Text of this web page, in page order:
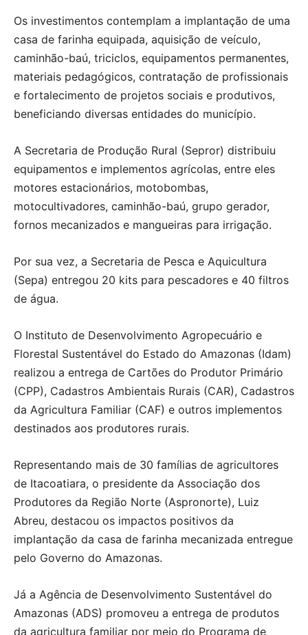
Os investimentos contemplam a implantação de uma
casa de farinha equipada, aquisição de veículo,
caminhão-baú, triciclos, equipamentos permanentes,
materiais pedagógicos, contratação de profissionais
e fortalecimento de projetos sociais e produtivos,
beneficiando diversas entidades do município.
A Secretaria de Produção Rural (Sepror) distribuiu
equipamentos e implementos agrícolas, entre eles
motores estacionários, motobombas,
motocultivadores, caminhão-baú, grupo gerador,
fornos mecanizados e mangueiras para irrigação.
Por sua vez, a Secretaria de Pesca e Aquicultura
(Sepa) entregou 20 kits para pescadores e 40 filtros
de água.
O Instituto de Desenvolvimento Agropecuário e
Florestal Sustentável do Estado do Amazonas (Idam)
realizou a entrega de Cartões do Produtor Primário
(CPP), Cadastros Ambientais Rurais (CAR), Cadastros
da Agricultura Familiar (CAF) e outros implementos
destinados aos produtores rurais.
Representando mais de 30 famílias de agricultores
de Itacoatiara, o presidente da Associação dos
Produtores da Região Norte (Aspronorte), Luiz
Abreu, destacou os impactos positivos da
implantação da casa de farinha mecanizada entregue
pelo Governo do Amazonas.
Já a Agência de Desenvolvimento Sustentável do
Amazonas (ADS) promoveu a entrega de produtos
da agricultura familiar por meio do Programa de